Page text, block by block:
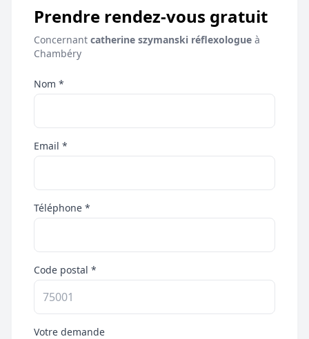
Prendre rendez-vous gratuit
Concernant catherine szymanski réflexologue à
Chambéry
Nom *
Email *
Téléphone *
Code postal *
Votre demande